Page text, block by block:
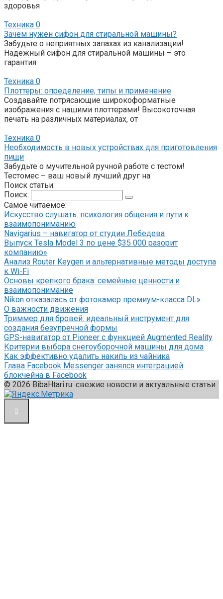
здоровья
Техника 0
Зачем нужен сифон для стиральной машины?
Забудьте о неприятных запахах из канализации!
Надежный сифон для стиральной машины – это
гарантия
Техника 0
Плоттеры: определение, типы и применение
Создавайте потрясающие широкоформатные
изображения с нашими плоттерами! Высокоточная
печать на различных материалах, от
Техника 0
Необходимость в новых устройствах для приготовления
пищи
Забудьте о мучительной ручной работе с тестом!
Тестомес – ваш новый лучший друг на
Поиск статьи:
Поиск:
Самое читаемое:
Искусство слушать: психология общения и пути к
взаимопониманию
Navigarius – навигатор от студии Лебедева
Выпуск Tesla Model 3 по цене $35 000 разорит
компанию»
Анализ Router Keygen и альтернативные методы доступа
к Wi-Fi
Основы крепкого брака: семейные ценности и
взаимопонимание
Nikon отказалась от фотокамер премиум-класса DL»
О важности движения
Триммер для бровей: идеальный инструмент для
создания безупречной формы
GPS-навигатор от Pioneer с функцией Augmented Reality
Критерии выбора снегоуборочной машины для дома
Как эффективно удалить накипь из чайника
Глава Facebook Messenger занялся интеграцией
блокчейна в Facebook
© 2026 BibaHtari.ru: свежие новости и актуальные статьи